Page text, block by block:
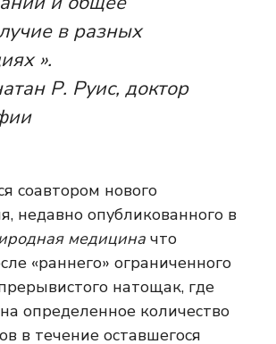
в разных
».
Р. Руис, доктор
соавтором нового
недавно опубликованного в
медицина что
«раннего» ограниченного
натощак, где
определенное количество
в течение оставшегося